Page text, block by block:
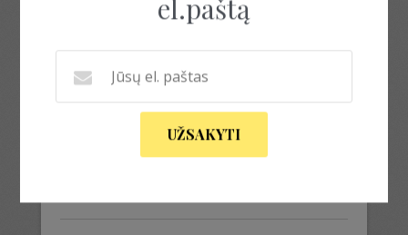
snoodas salikas mova
« Previous Image
el.paštą
UŽSAKYTI